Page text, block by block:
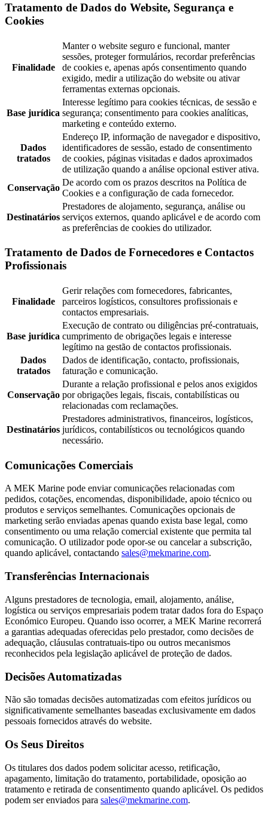
Tratamento de Dados do Website, Segurança e
Cookies
Finalidade
Manter o website seguro e funcional, manter
sessões, proteger formulários, recordar preferências
de cookies e, apenas após consentimento quando
exigido, medir a utilização do website ou ativar
ferramentas externas opcionais.
Base jurídica
Interesse legítimo para cookies técnicas, de sessão e
segurança; consentimento para cookies analíticas,
marketing e conteúdo externo.
Dados
tratados
Endereço IP, informação de navegador e dispositivo,
identificadores de sessão, estado de consentimento
de cookies, páginas visitadas e dados aproximados
de utilização quando a análise opcional estiver ativa.
Conservação
De acordo com os prazos descritos na Política de
Cookies e a configuração de cada fornecedor.
Destinatários
Prestadores de alojamento, segurança, análise ou
serviços externos, quando aplicável e de acordo com
as preferências de cookies do utilizador.
Tratamento de Dados de Fornecedores e Contactos
Profissionais
Finalidade
Gerir relações com fornecedores, fabricantes,
parceiros logísticos, consultores profissionais e
contactos empresariais.
Base jurídica
Execução de contrato ou diligências pré-contratuais,
cumprimento de obrigações legais e interesse
legítimo na gestão de contactos profissionais.
Dados
tratados
Dados de identificação, contacto, profissionais,
faturação e comunicação.
Conservação
Durante a relação profissional e pelos anos exigidos
por obrigações legais, fiscais, contabilísticas ou
relacionadas com reclamações.
Destinatários
Prestadores administrativos, financeiros, logísticos,
jurídicos, contabilísticos ou tecnológicos quando
necessário.
Comunicações Comerciais
A MEK Marine pode enviar comunicações relacionadas com
pedidos, cotações, encomendas, disponibilidade, apoio técnico ou
produtos e serviços semelhantes. Comunicações opcionais de
marketing serão enviadas apenas quando exista base legal, como
consentimento ou uma relação comercial existente que permita tal
comunicação. O utilizador pode opor-se ou cancelar a subscrição,
quando aplicável, contactando sales@mekmarine.com.
Transferências Internacionais
Alguns prestadores de tecnologia, email, alojamento, análise,
logística ou serviços empresariais podem tratar dados fora do Espaço
Económico Europeu. Quando isso ocorrer, a MEK Marine recorrerá
a garantias adequadas oferecidas pelo prestador, como decisões de
adequação, cláusulas contratuais-tipo ou outros mecanismos
reconhecidos pela legislação aplicável de proteção de dados.
Decisões Automatizadas
Não são tomadas decisões automatizadas com efeitos jurídicos ou
significativamente semelhantes baseadas exclusivamente em dados
pessoais fornecidos através do website.
Os Seus Direitos
Os titulares dos dados podem solicitar acesso, retificação,
apagamento, limitação do tratamento, portabilidade, oposição ao
tratamento e retirada de consentimento quando aplicável. Os pedidos
podem ser enviados para sales@mekmarine.com.